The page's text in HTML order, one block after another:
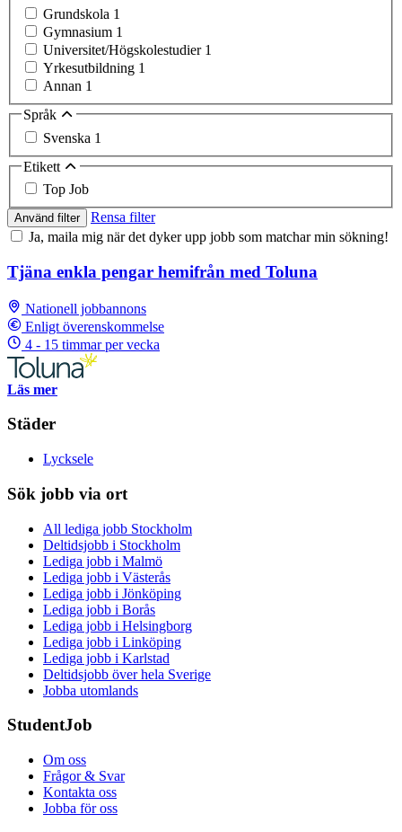
Grundskola 1
Gymnasium 1
Universitet/Högskolestudier 1
Yrkesutbildning 1
Annan 1
Språk
Svenska 1
Etikett
Top Job
Använd filter
Rensa filter
Ja, maila mig när det dyker upp jobb som matchar min sökning!
Tjäna enkla pengar hemifrån med Toluna
Nationell jobbannons
Enligt överenskommelse
4 - 15 timmar per vecka
Läs mer
Städer
Lycksele
Sök jobb via ort
All lediga jobb Stockholm
Deltidsjobb i Stockholm
Lediga jobb i Malmö
Lediga jobb i Västerås
Lediga jobb i Jönköping
Lediga jobb i Borås
Lediga jobb i Helsingborg
Lediga jobb i Linköping
Lediga jobb i Karlstad
Deltidsjobb över hela Sverige
Jobba utomlands
StudentJob
Om oss
Frågor & Svar
Kontakta oss
Jobba för oss